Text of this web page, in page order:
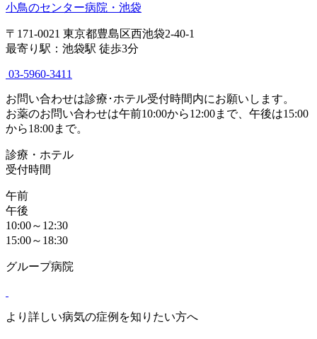
小鳥のセンター病院・池袋
〒171-0021 東京都豊島区西池袋2-40-1
最寄り駅：池袋駅 徒歩3分
03-5960-3411
お問い合わせは診療･ホテル受付時間内にお願いします。
お薬のお問い合わせは午前10:00から12:00まで、午後は15:00
から18:00まで。
診療・ホテル
受付時間
午前
午後
10:00～12:30
15:00～18:30
グループ病院
より詳しい病気の症例を知りたい方へ